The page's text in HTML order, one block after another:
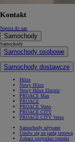
Kontakt
Napisz do nas
Samochody
Samochody
Samochody osobowe
Samochody dostawcze
Hilux
Nowy Hilux
Nowy Hilux Electric
PROACE Max
PROACE
PROACE Verso
PROACE CITY
PROACE CITY Verso
Samochody używane
Umów się na jazdę testową
Zobacz wszystkie cenniki